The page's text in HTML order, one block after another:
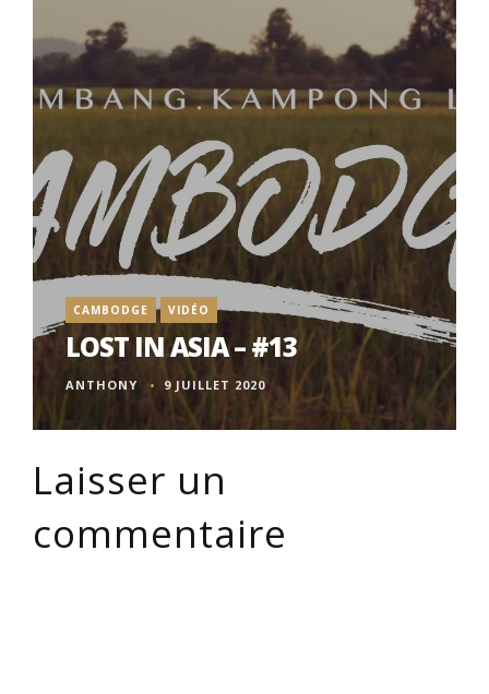
CAMBODGE VIDÉO
LOST IN ASIA – #13
ANTHONY 9 JUILLET 2020
Laisser un
commentaire